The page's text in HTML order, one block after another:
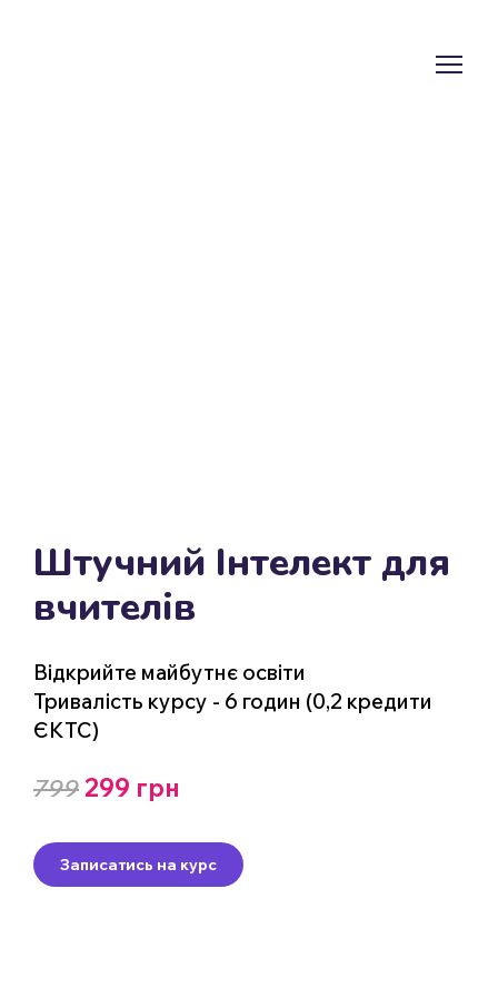
Штучний Інтелект для
вчителів
Відкрийте майбутнє освіти
Тривалість курсу - 6 годин (0,2 кредити
ЄКТС)
799 299 грн
Записатись на курс